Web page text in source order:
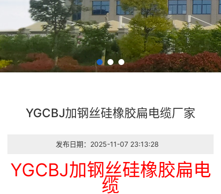
YGCBJ加钢丝硅橡胶扁电缆厂家
发布日期：2025-11-07 23:13:28
YGCBJ加钢丝硅橡胶扁电
缆